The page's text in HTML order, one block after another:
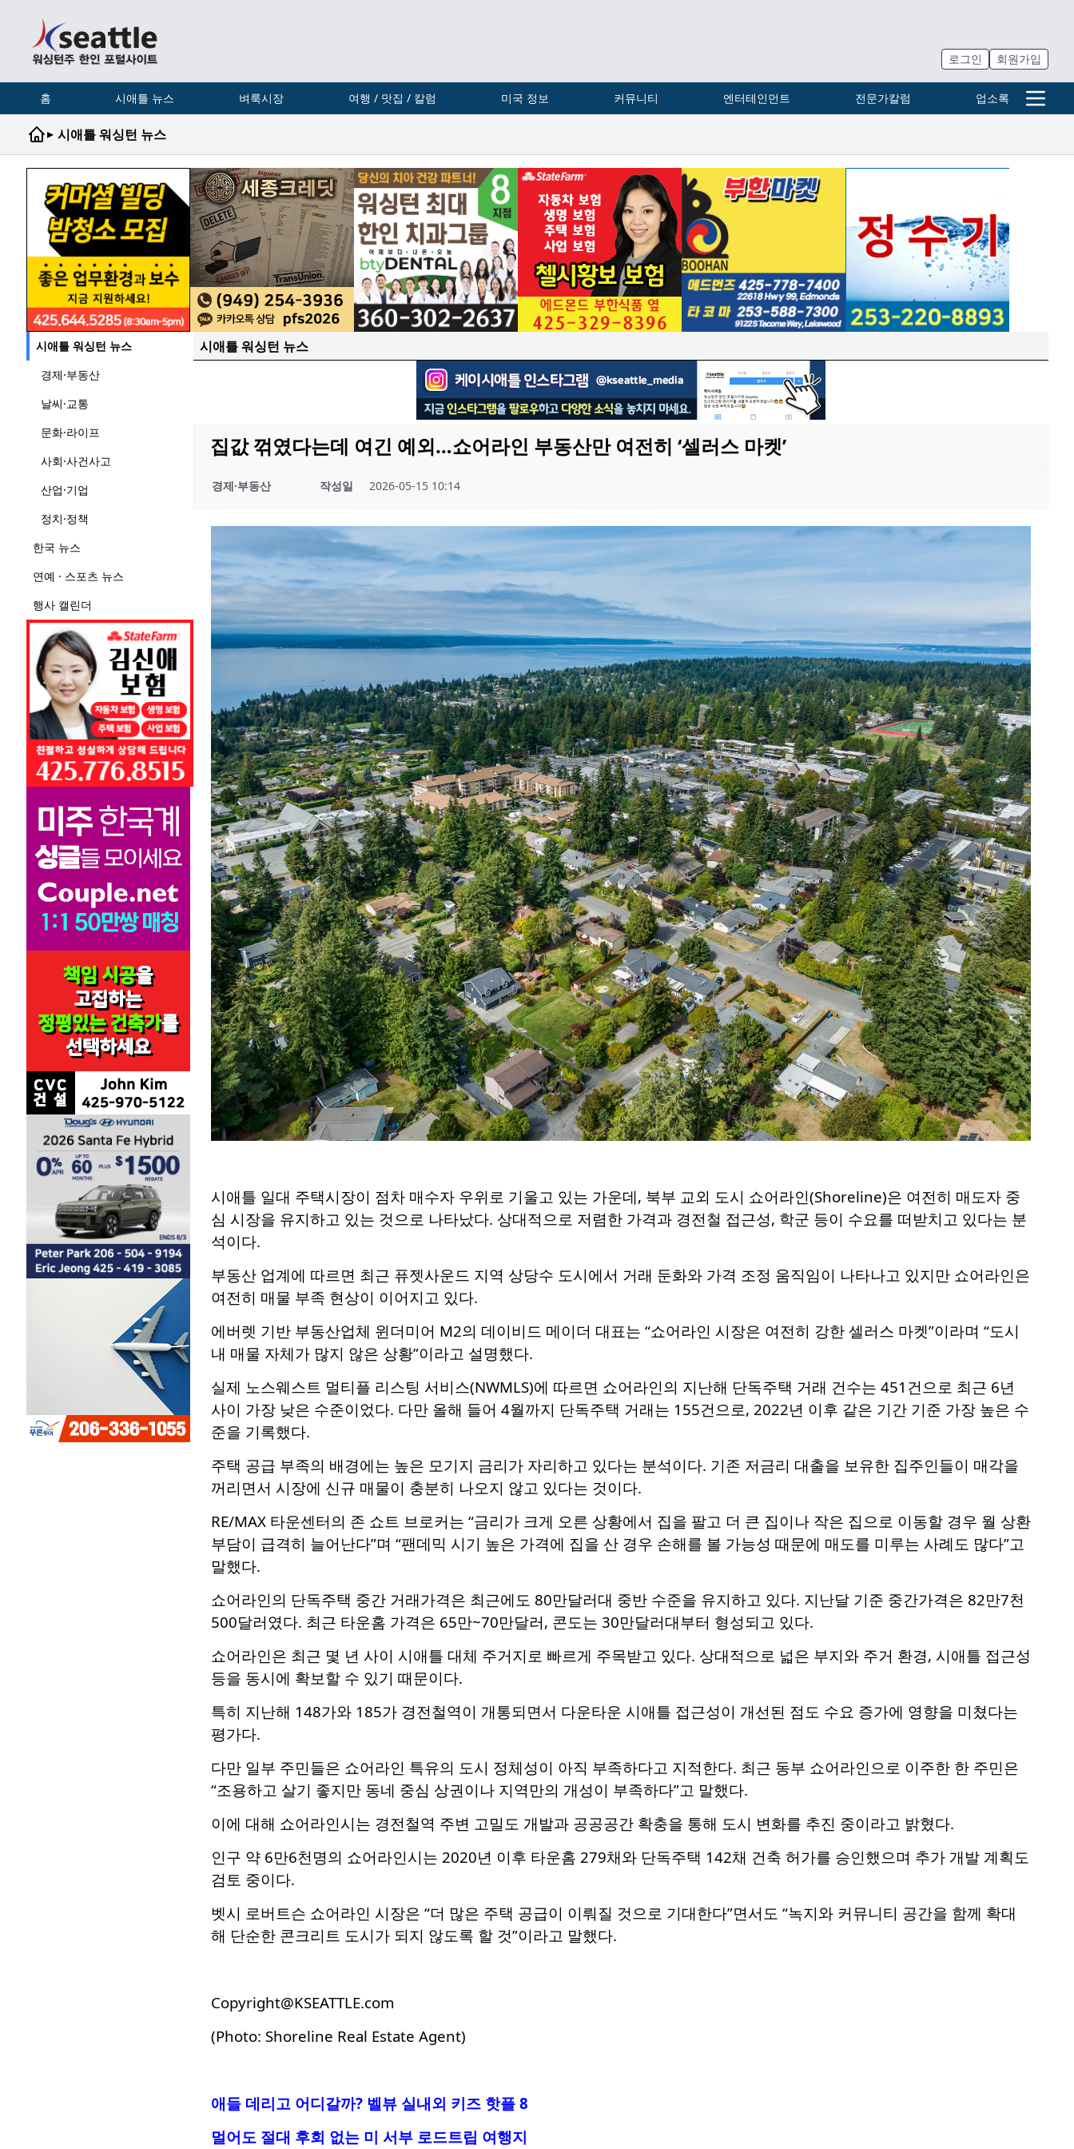
로그인 회원가입
홈 시애틀 뉴스 벼룩시장 여행 / 맛집 / 칼럼 미국 정보 커뮤니티 엔터테인먼트 전문가칼럼 업소록
▸ 시애틀 워싱턴 뉴스
시애틀 워싱턴 뉴스
경제·부동산
날씨·교통
문화·라이프
사회·사건사고
산업·기업
정치·정책
한국 뉴스
연예 · 스포츠 뉴스
행사 캘린더
시애틀 워싱턴 뉴스
집값 꺾였다는데 여긴 예외…쇼어라인 부동산만 여전히 ‘셀러스 마켓’
경제·부동산 작성일 2026-05-15 10:14
시애틀 일대 주택시장이 점차 매수자 우위로 기울고 있는 가운데, 북부 교외 도시 쇼어라인(Shoreline)은 여전히 매도자 중
심 시장을 유지하고 있는 것으로 나타났다. 상대적으로 저렴한 가격과 경전철 접근성, 학군 등이 수요를 떠받치고 있다는 분
석이다.
부동산 업계에 따르면 최근 퓨젯사운드 지역 상당수 도시에서 거래 둔화와 가격 조정 움직임이 나타나고 있지만 쇼어라인은
여전히 매물 부족 현상이 이어지고 있다.
에버렛 기반 부동산업체 윈더미어 M2의 데이비드 메이더 대표는 “쇼어라인 시장은 여전히 강한 셀러스 마켓”이라며 “도시
내 매물 자체가 많지 않은 상황”이라고 설명했다.
실제 노스웨스트 멀티플 리스팅 서비스(NWMLS)에 따르면 쇼어라인의 지난해 단독주택 거래 건수는 451건으로 최근 6년
사이 가장 낮은 수준이었다. 다만 올해 들어 4월까지 단독주택 거래는 155건으로, 2022년 이후 같은 기간 기준 가장 높은 수
준을 기록했다.
주택 공급 부족의 배경에는 높은 모기지 금리가 자리하고 있다는 분석이다. 기존 저금리 대출을 보유한 집주인들이 매각을
꺼리면서 시장에 신규 매물이 충분히 나오지 않고 있다는 것이다.
RE/MAX 타운센터의 존 쇼트 브로커는 “금리가 크게 오른 상황에서 집을 팔고 더 큰 집이나 작은 집으로 이동할 경우 월 상환
부담이 급격히 늘어난다”며 “팬데믹 시기 높은 가격에 집을 산 경우 손해를 볼 가능성 때문에 매도를 미루는 사례도 많다”고
말했다.
쇼어라인의 단독주택 중간 거래가격은 최근에도 80만달러대 중반 수준을 유지하고 있다. 지난달 기준 중간가격은 82만7천
500달러였다. 최근 타운홈 가격은 65만~70만달러, 콘도는 30만달러대부터 형성되고 있다.
쇼어라인은 최근 몇 년 사이 시애틀 대체 주거지로 빠르게 주목받고 있다. 상대적으로 넓은 부지와 주거 환경, 시애틀 접근성
등을 동시에 확보할 수 있기 때문이다.
특히 지난해 148가와 185가 경전철역이 개통되면서 다운타운 시애틀 접근성이 개선된 점도 수요 증가에 영향을 미쳤다는
평가다.
다만 일부 주민들은 쇼어라인 특유의 도시 정체성이 아직 부족하다고 지적한다. 최근 동부 쇼어라인으로 이주한 한 주민은
“조용하고 살기 좋지만 동네 중심 상권이나 지역만의 개성이 부족하다”고 말했다.
이에 대해 쇼어라인시는 경전철역 주변 고밀도 개발과 공공공간 확충을 통해 도시 변화를 추진 중이라고 밝혔다.
인구 약 6만6천명의 쇼어라인시는 2020년 이후 타운홈 279채와 단독주택 142채 건축 허가를 승인했으며 추가 개발 계획도
검토 중이다.
벳시 로버트슨 쇼어라인 시장은 “더 많은 주택 공급이 이뤄질 것으로 기대한다”면서도 “녹지와 커뮤니티 공간을 함께 확대
해 단순한 콘크리트 도시가 되지 않도록 할 것”이라고 말했다.
Copyright@KSEATTLE.com
(Photo: Shoreline Real Estate Agent)
애들 데리고 어디갈까? 벨뷰 실내외 키즈 핫플 8
멀어도 절대 후회 없는 미 서부 로드트립 여행지